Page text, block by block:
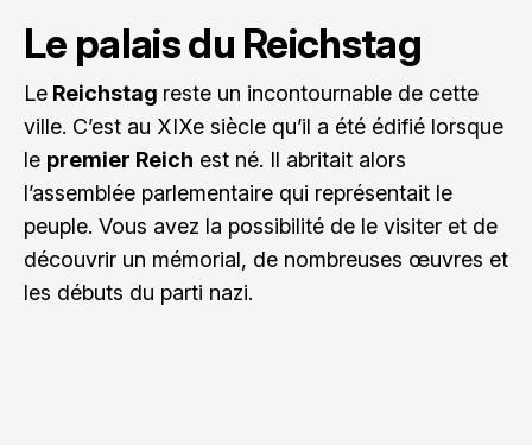
Le palais du Reichstag
Le Reichstag reste un incontournable de cette
ville. C’est au XIXe siècle qu’il a été édifié lorsque
le premier Reich est né. Il abritait alors
l’assemblée parlementaire qui représentait le
peuple. Vous avez la possibilité de le visiter et de
découvrir un mémorial, de nombreuses œuvres et
les débuts du parti nazi.